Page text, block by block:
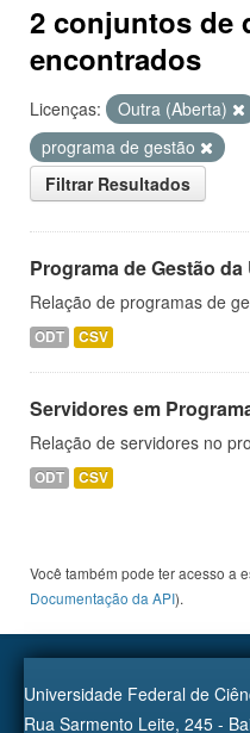
2 conjuntos de
encontrados
Licenças: Outra (Aberta)
programa de gestão
Filtrar Resultados
Programa de Gestão da
Relação de programas de
ODT CSV
Servidores em
Relação de servidores no
ODT CSV
Você também pode ter acesso a
Documentação da API).
Universidade Federal de
Rua Sarmento Leite, 245 -